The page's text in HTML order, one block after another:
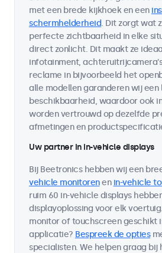
met een brede kijkhoek en een
schermhelderheid. Dit zorgt wat
perfecte zichtbaarheid in elke
direct zonlicht. Dit maakt ze
infotainment,
reclame in bijvoorbeeld het
alle modellen garanderen wij een
beschikbaarheid, waardoor ook
worden vertrouwd op dezelfde
afmetingen en
Uw partner in in-vehicle displays
Bij Beetronics hebben wij een
vehicle monitorenen in-vehicle
ruim 60 in-vehicle displays
displayoplossing voor elk
monitor of touchscreen geschikt
applicatie? Bespreek de opties
specialisten. We helpen graag bij